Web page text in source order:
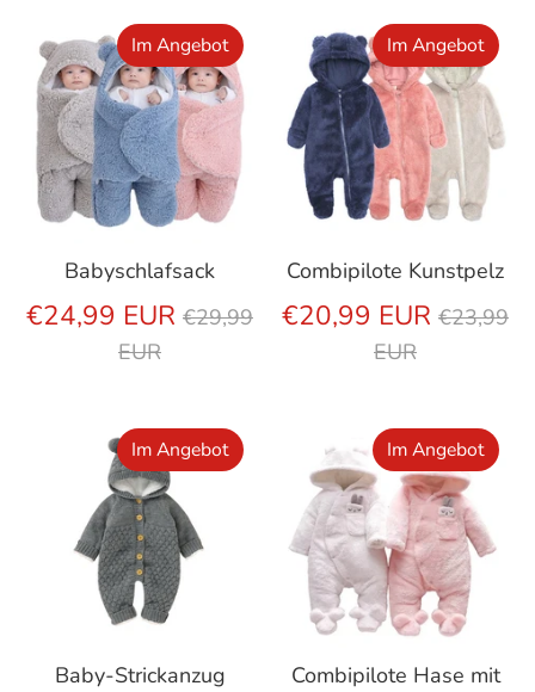
Babyschlafsack
€24,99 EUR Regulärer
€29,99
EUR
Im Angebot
Combipilote Kunstpelz
€20,99 EUR €23,99
EUR
Im Angebot
Baby-Strickanzug
Im Angebot
Combipilote Hase mit
Im Angebot